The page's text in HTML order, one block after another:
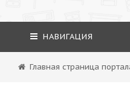
НАВИГАЦИЯ
Главная страница